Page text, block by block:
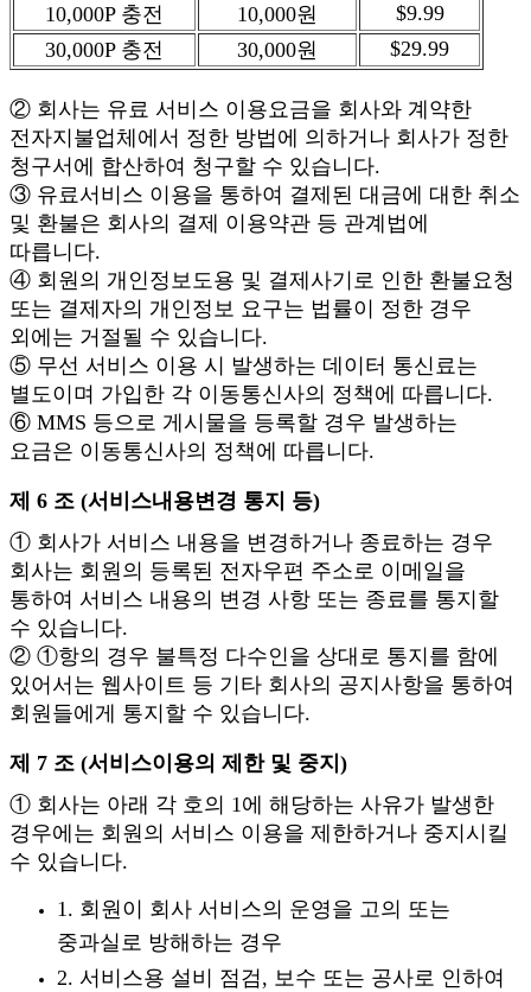
10,000P 충전 10,000원
$9.99
30,000P 충전 30,000원 $29.99
② 회사는 유료 서비스 이용요금을 회사와 계약한
전자지불업체에서 정한 방법에 의하거나 회사가 정한
청구서에 합산하여 청구할 수 있습니다.
③ 유료서비스 이용을 통하여 결제된 대금에 대한 취소
및 환불은 회사의 결제 이용약관 등 관계법에
따릅니다.
④ 회원의 개인정보도용 및 결제사기로 인한 환불요청
또는 결제자의 개인정보 요구는 법률이 정한 경우
외에는 거절될 수 있습니다.
⑤ 무선 서비스 이용 시 발생하는 데이터 통신료는
별도이며 가입한 각 이동통신사의 정책에 따릅니다.
⑥ MMS 등으로 게시물을 등록할 경우 발생하는
요금은 이동통신사의 정책에 따릅니다.
제 6 조 (서비스내용변경 통지 등)
① 회사가 서비스 내용을 변경하거나 종료하는 경우
회사는 회원의 등록된 전자우편 주소로 이메일을
통하여 서비스 내용의 변경 사항 또는 종료를 통지할
수 있습니다.
② ①항의 경우 불특정 다수인을 상대로 통지를 함에
있어서는 웹사이트 등 기타 회사의 공지사항을 통하여
회원들에게 통지할 수 있습니다.
제 7 조 (서비스이용의 제한 및 중지)
① 회사는 아래 각 호의 1에 해당하는 사유가 발생한
경우에는 회원의 서비스 이용을 제한하거나 중지시킬
수 있습니다.
1. 회원이 회사 서비스의 운영을 고의 또는
중과실로 방해하는 경우
2. 서비스용 설비 점검, 보수 또는 공사로 인하여